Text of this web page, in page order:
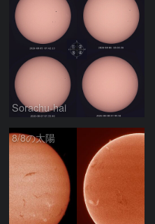
Sorachu-hai
8/8の太陽